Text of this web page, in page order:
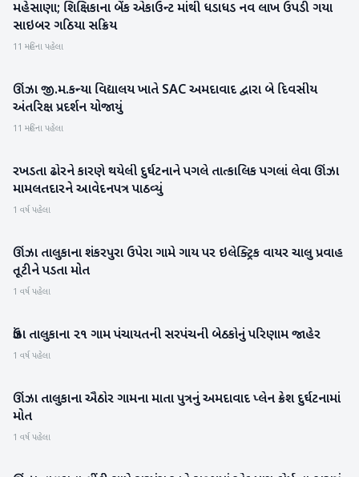
મહેસાણા
મહેસાણા; શિક્ષિકાના બેંક એકાઉન્ટ માંથી ધડાધડ નવ લાખ ઉપડી ગયા
સાઇબર ગઠિયા સક્રિય
11 મહિના પહેલા
મહેસાણા
ઊંઝા જી.મ.કન્યા વિદ્યાલય ખાતે SAC અમદાવાદ દ્વારા બે દિવસીય
અંતરિક્ષ પ્રદર્શન યોજાયું
11 મહિના પહેલા
મહેસાણા
રખડતા ઢોરને કારણે થયેલી દુર્ઘટનાને પગલે તાત્કાલિક પગલાં લેવા ઊંઝા
મામલતદારને આવેદનપત્ર પાઠવ્યું
1 વર્ષ પહેલા
પાટણ
ઊંઝા તાલુકાના શંકરપુરા ઉપેરા ગામે ગાય પર ઇલેક્ટ્રિક વાયર ચાલુ પ્રવાહ
તૂટીને પડતા મોત
1 વર્ષ પહેલા
મહેસાણા
ઉંઝા તાલુકાના ૨૧ ગામ પંચાયતની સરપંચની બેઠકોનું પરિણામ જાહેર
1 વર્ષ પહેલા
મહેસાણા
ઊંઝા તાલુકાના ઐઠોર ગામના માતા પુત્રનું અમદાવાદ પ્લેન ક્રેશ દુર્ઘટનામાં
મોત
1 વર્ષ પહેલા